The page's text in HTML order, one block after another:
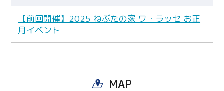
【前回開催】2025 ねぶたの家 ワ・ラッセ お正
月イベント
MAP
Line